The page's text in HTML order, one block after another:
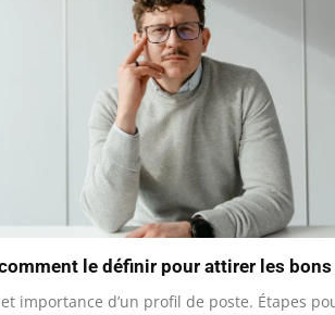
le définir pour attirer les
et importance d’un profil de poste. Étapes